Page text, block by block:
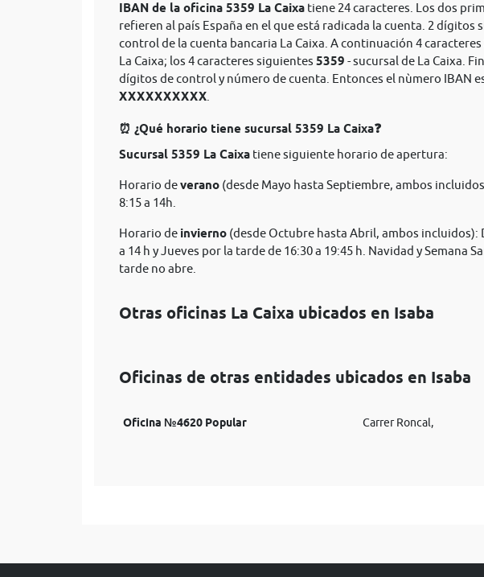
IBAN de la oficina 5359 La Caixa tiene 24 caracteres. Los dos
refieren al país España en el que está radicada la cuenta. 2 dígitos
control de la cuenta bancaria La Caixa. A continuación 4 caracteres
La Caixa; los 4 caracteres siguientes 5359 - sucursal de La Caixa.
dígitos de control y número de cuenta. Entonces el nùmero IBAN
XXXXXXXXXX
⏰ ¿Qué horario tiene sucursal 5359 La Caixa❓
Sucursal 5359 La Caixa tiene siguiente horario de apertura:
Horario deverano (desde Mayo hasta Septiembre, ambos
8:15 a 14h.
Horario de invierno (desde Octubre hasta Abril, ambos incluidos):
a 14 h y Jueves por la tarde de 16:30 a 19:45 h. Navidad y Semana
tarde no abre.
Otras oficinas La Caixa ubicados en Isaba
Oficinas de otras entidades ubicados en Isaba
Oficina №4620 Popular Carrer Roncal,